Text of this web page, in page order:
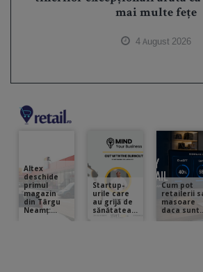
mai multe fețe
4 August 2026